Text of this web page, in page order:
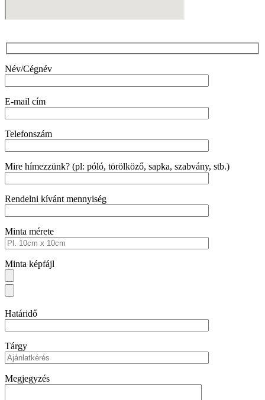
Név/Cégnév
E-mail cím
Telefonszám
Mire hímezzünk? (pl: póló, törölköző, sapka, szabvány, stb.)
Rendelni kívánt mennyiség
Minta mérete
Minta képfájl
Határidő
Tárgy
Megjegyzés